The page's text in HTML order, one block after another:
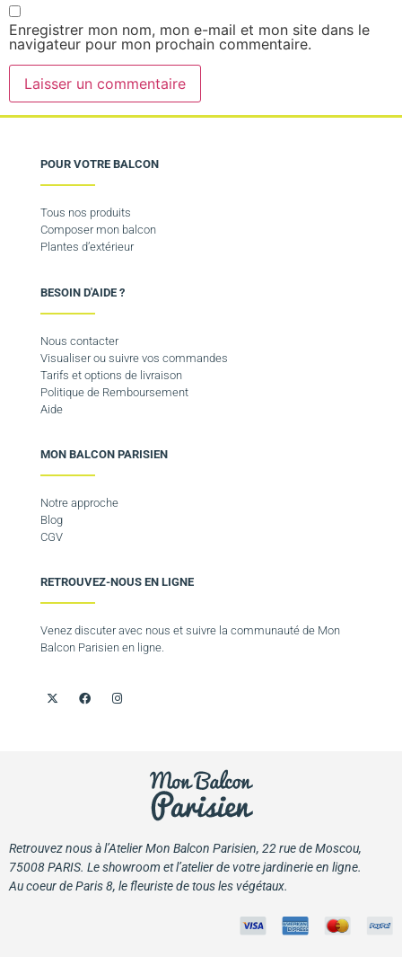
Enregistrer mon nom, mon e-mail et mon site dans le
navigateur pour mon prochain commentaire.
POUR VOTRE BALCON
Tous nos produits
Composer mon balcon
Plantes d’extérieur
BESOIN D'AIDE ?
Nous contacter
Visualiser ou suivre vos commandes
Tarifs et options de livraison
Politique de Remboursement
Aide
MON BALCON PARISIEN
Notre approche
Blog
CGV
RETROUVEZ-NOUS EN LIGNE
Venez discuter avec nous et suivre la communauté de Mon
Balcon Parisien en ligne.
Retrouvez nous à l’Atelier Mon Balcon Parisien, 22 rue de Moscou,
75008 PARIS. Le showroom et l’atelier de votre jardinerie en ligne.
Au coeur de Paris 8, le fleuriste de tous les végétaux.